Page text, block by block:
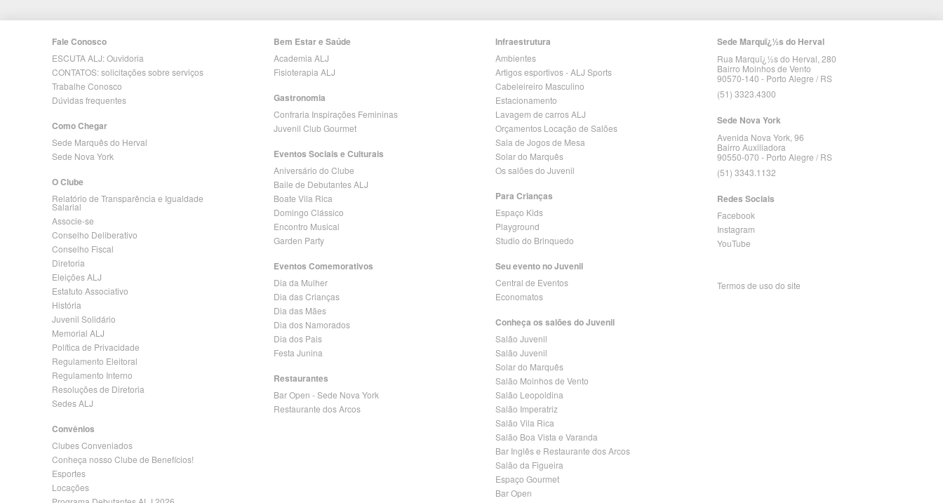
Fale Conosco
ESCUTA ALJ: Ouvidoria
CONTATOS: solicitações sobre serviços
Trabalhe Conosco
Dúvidas frequentes
Como Chegar
Sede Marquês do Herval
Sede Nova York
O Clube
Relatório de Transparência e Igualdade
Salarial
Associe-se
Conselho Deliberativo
Conselho Fiscal
Diretoria
Eleições ALJ
Estatuto Associativo
História
Juvenil Solidário
Memorial ALJ
Política de Privacidade
Regulamento Eleitoral
Regulamento Interno
Resoluções de Diretoria
Sedes ALJ
Convênios
Clubes Conveniados
Conheça nosso Clube de Benefícios!
Esportes
Locações
Bem Estar e Saúde
Academia ALJ
Fisioterapia ALJ
Gastronomia
Confraria Inspirações Femininas
Juvenil Club Gourmet
Eventos Sociais e Culturais
Aniversário do Clube
Baile de Debutantes ALJ
Boate Vila Rica
Domingo Clássico
Encontro Musical
Garden Party
Eventos Comemorativos
Dia da Mulher
Dia das Crianças
Dia das Mães
Dia dos Namorados
Dia dos Pais
Festa Junina
Restaurantes
Bar Open - Sede Nova York
Restaurante dos Arcos
Infraestrutura
Ambientes
Artigos esportivos - ALJ Sports
Cabeleireiro Masculino
Estacionamento
Lavagem de carros ALJ
Orçamentos Locação de Salões
Sala de Jogos de Mesa
Solar do Marquês
Os salões do Juvenil
Para Crianças
Espaço Kids
Playground
Studio do Brinquedo
Seu evento no Juvenil
Central de Eventos
Economatos
Conheça os salões do Juvenil
Salão Juvenil
Salão Juvenil
Solar do Marquês
Salão Moinhos de Vento
Salão Leopoldina
Salão Imperatriz
Salão Vila Rica
Salão Boa Vista e Varanda
Bar Inglês e Restaurante dos Arcos
Salão da Figueira
Espaço Gourmet
Bar Open
Sede Marquï¿½s do Herval
Rua Marquï¿½s do Herval, 280
Bairro Moinhos de Vento
90570-140 - Porto Alegre / RS
(51) 3323.4300
Sede Nova York
Avenida Nova York, 96
Bairro Auxiliadora
90550-070 - Porto Alegre / RS
(51) 3343.1132
Redes Sociais
Facebook
Instagram
YouTube
Termos de uso do site